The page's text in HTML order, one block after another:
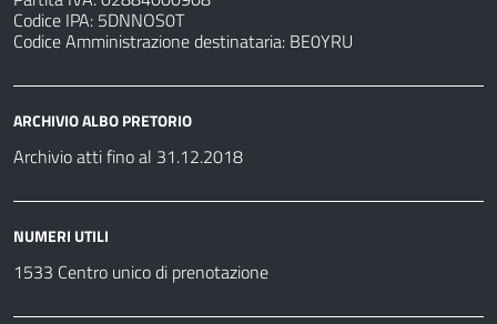
Codice IPA: 5DNNOS0T
Codice Amministrazione destinataria: BE0YRU
ARCHIVIO ALBO PRETORIO
Archivio atti fino al 31.12.2018
NUMERI UTILI
1533 Centro unico di prenotazione